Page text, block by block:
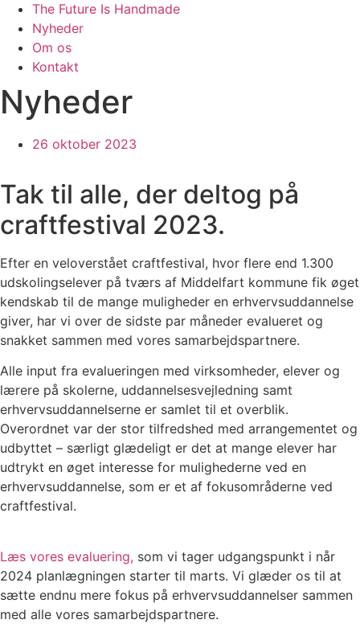
The Future Is Handmade
Nyheder
Om os
Kontakt
Nyheder
26 oktober 2023
Tak til alle, der deltog på
craftfestival 2023.
Efter en veloverstået craftfestival, hvor flere end 1.300
udskolingselever på tværs af Middelfart kommune fik øget
kendskab til de mange muligheder en erhvervsuddannelse
giver, har vi over de sidste par måneder evalueret og
snakket sammen med vores samarbejdspartnere.
Alle input fra evalueringen med virksomheder, elever og
lærere på skolerne, uddannelsesvejledning samt
erhvervsuddannelserne er samlet til et overblik.
Overordnet var der stor tilfredshed med arrangementet og
udbyttet – særligt glædeligt er det at mange elever har
udtrykt en øget interesse for mulighederne ved en
erhvervsuddannelse, som er et af fokusområderne ved
craftfestival.
Læs vores evaluering, som vi tager udgangspunkt i når
2024 planlægningen starter til marts. Vi glæder os til at
sætte endnu mere fokus på erhvervsuddannelser sammen
med alle vores samarbejdspartnere.